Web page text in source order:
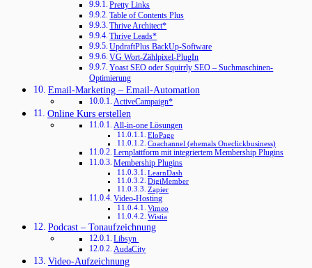
Pretty Links
Table of Contents Plus
Thrive Architect*
Thrive Leads*
UpdraftPlus BackUp-Software
VG Wort-Zählpixel-PlugIn
Yoast SEO oder Squirrly SEO – Suchmaschinen-
Optimierung
Email-Marketing – Email-Automation
ActiveCampaign*
Online Kurs erstellen
All-in-one Lösungen
EloPage
Coachannel (ehemals Oneclickbusiness)
Lernplattform mit integriertem Membership Plugins
Membership Plugins
LearnDash
DigiMember
Zapier
Video-Hosting
Vimeo
Wistia
Podcast – Tonaufzeichnung
Libsyn
AudaCity
Video-Aufzeichnung